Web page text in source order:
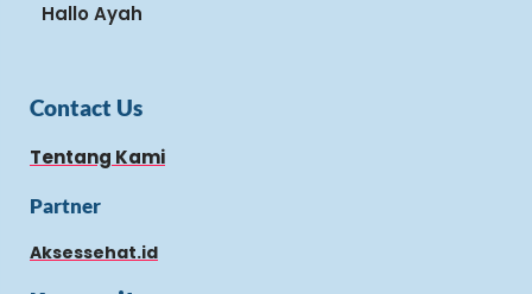
Hallo Ayah
Contact Us
Tentang Kami
Partner
Aksessehat.id